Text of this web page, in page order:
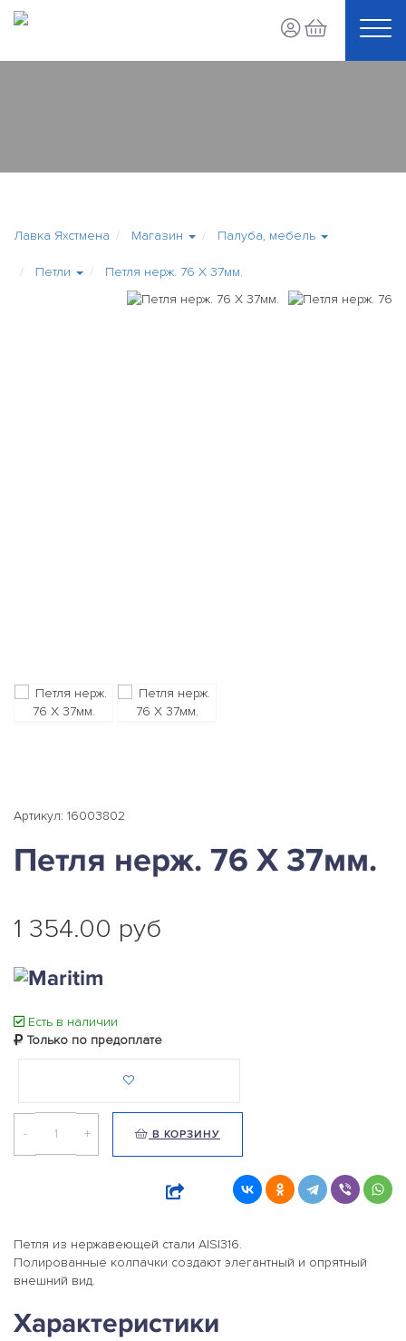
Лавка Яхстмена Магазин Палуба, мебель
Петли Петля нерж. 76 Х 37мм.
Артикул: 16003802
Петля нерж. 76 Х 37мм.
1 354.00 руб
Есть в наличии
Только по предоплате
- + В КОРЗИНУ
Петля из нержавеющей стали AISI316.
Полированные колпачки создают элегантный и опрятный
внешний вид.
Характеристики